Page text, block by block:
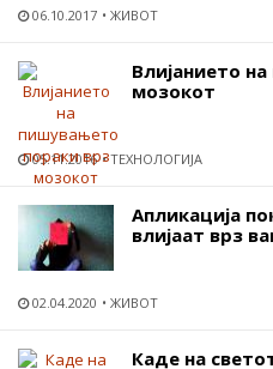
06.10.2017 ЖИВОТ
Влијанието
мозокот
05.11.2016 ТЕХНОЛОГИЈА
Апликација
влијаат врз
02.04.2020 ЖИВОТ
Каде на